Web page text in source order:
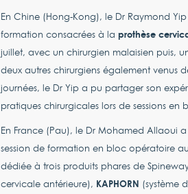
En Chine (Hong-Kong), le Dr Raymond
formation consacrées à la prothèse
juillet, avec un chirurgien malaisien puis,
deux autres chirurgiens également venus
journées, le Dr Yip a pu partager son
pratiques chirurgicales lors de sessions en
En France (Pau), le Dr Mohamed Allaoui
session de formation en bloc opératoire
dédiée à trois produits phares de
cervicale antérieure), KAPHORN (système